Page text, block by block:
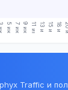
5 июн. 7 июн.9 июн. 11 июн. 13 июн. 15 июн. 18 июн. 20
Traffic и